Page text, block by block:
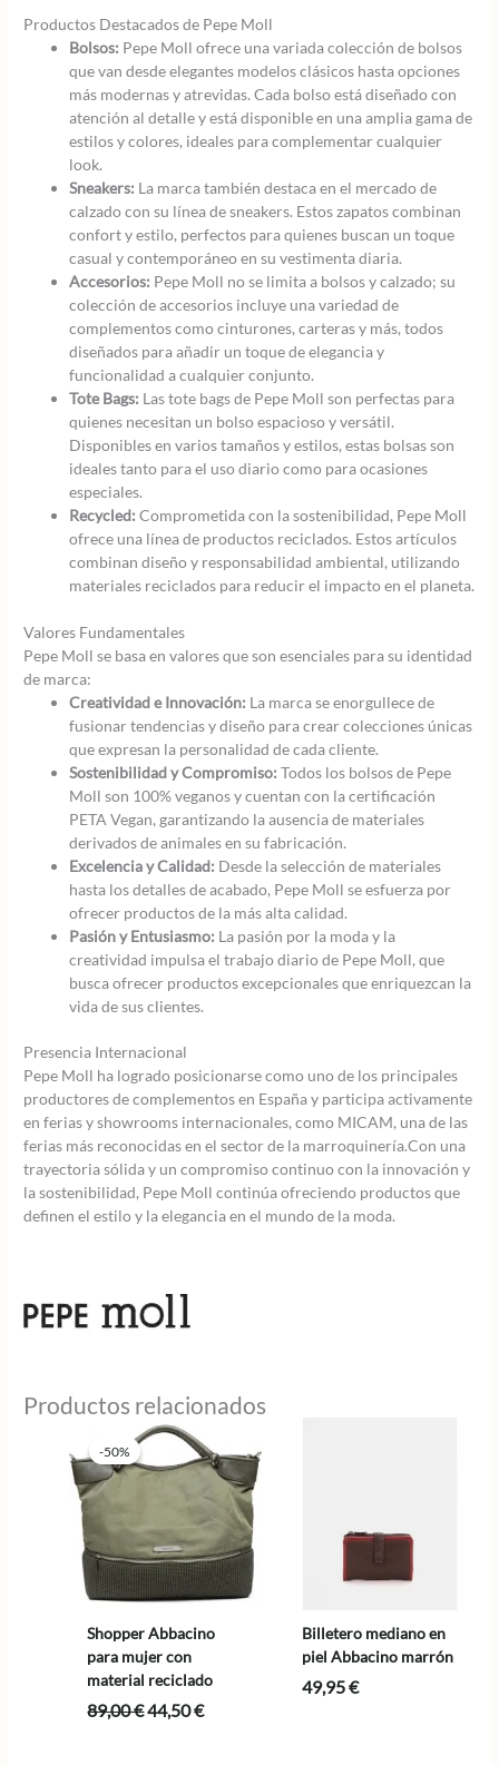
Productos Destacados de Pepe Moll
Bolsos: Pepe Moll ofrece una variada colección de bolsos
que van desde elegantes modelos clásicos hasta opciones
más modernas y atrevidas. Cada bolso está diseñado con
atención al detalle y está disponible en una amplia gama de
estilos y colores, ideales para complementar cualquier
look.
Sneakers: La marca también destaca en el mercado de
calzado con su línea de sneakers. Estos zapatos combinan
confort y estilo, perfectos para quienes buscan un toque
casual y contemporáneo en su vestimenta diaria.
Accesorios: Pepe Moll no se limita a bolsos y calzado; su
colección de accesorios incluye una variedad de
complementos como cinturones, carteras y más, todos
diseñados para añadir un toque de elegancia y
funcionalidad a cualquier conjunto.
Tote Bags: Las tote bags de Pepe Moll son perfectas para
quienes necesitan un bolso espacioso y versátil.
Disponibles en varios tamaños y estilos, estas bolsas son
ideales tanto para el uso diario como para ocasiones
especiales.
Recycled: Comprometida con la sostenibilidad, Pepe Moll
ofrece una línea de productos reciclados. Estos artículos
combinan diseño y responsabilidad ambiental, utilizando
materiales reciclados para reducir el impacto en el planeta.
Valores Fundamentales
Pepe Moll se basa en valores que son esenciales para su identidad
de marca:
Creatividad e Innovación: La marca se enorgullece de
fusionar tendencias y diseño para crear colecciones únicas
que expresan la personalidad de cada cliente.
Sostenibilidad y Compromiso: Todos los bolsos de Pepe
Moll son 100% veganos y cuentan con la certificación
PETA Vegan, garantizando la ausencia de materiales
derivados de animales en su fabricación.
Excelencia y Calidad: Desde la selección de materiales
hasta los detalles de acabado, Pepe Moll se esfuerza por
ofrecer productos de la más alta calidad.
Pasión y Entusiasmo: La pasión por la moda y la
creatividad impulsa el trabajo diario de Pepe Moll, que
busca ofrecer productos excepcionales que enriquezcan la
vida de sus clientes.
Presencia Internacional
Pepe Moll ha logrado posicionarse como uno de los principales
productores de complementos en España y participa activamente
en ferias y showrooms internacionales, como MICAM, una de las
ferias más reconocidas en el sector de la marroquinería.Con una
trayectoria sólida y un compromiso continuo con la innovación y
la sostenibilidad, Pepe Moll continúa ofreciendo productos que
definen el estilo y la elegancia en el mundo de la moda.
Productos relacionados
-50%
-50%
Shopper Abbacino
para mujer con
material reciclado
89,00€El
44,50€El
Billetero mediano en
piel Abbacino marrón
49,95€